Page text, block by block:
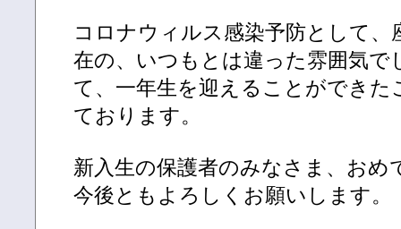
コロナウィルス感染予防として、
在の、いつもとは違った雰囲気で
て、一年生を迎えることができた
ております。
新入生の保護者のみなさま、おめ
今後ともよろしくお願いします。